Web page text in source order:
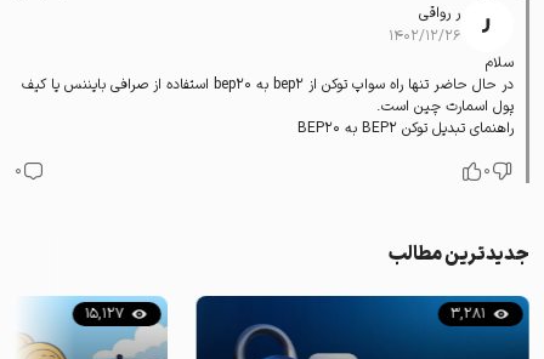
ر رواقی
۱۴۰۲/۱۲/۲۶
سلام
در حال حاضر تنها راه سواپ توکن از bep2 به bep20 استفاده از صرافی بایننس یا کیف
پول اسمارت چین است.
راهنمای تبدیل توکن BEP2 به BEP20
0
0
جدیدترین مطالب
3,281
15,127